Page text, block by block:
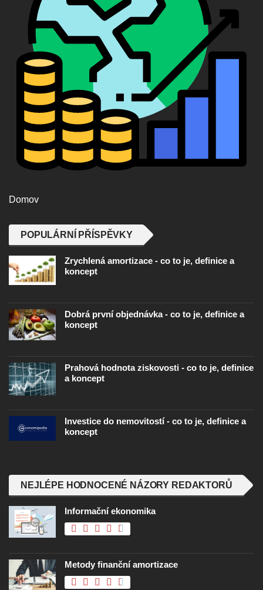
Domov
POPULÁRNÍ PŘÍSPĚVKY
Zrychlená amortizace - co to je, definice a
koncept
Dobrá první objednávka - co to je, definice a
koncept
Prahová hodnota ziskovosti - co to je, definice
a koncept
Investice do nemovitostí - co to je, definice a
koncept
NEJLÉPE HODNOCENÉ NÁZORY REDAKTORŮ
Informační ekonomika
Metody finanční amortizace